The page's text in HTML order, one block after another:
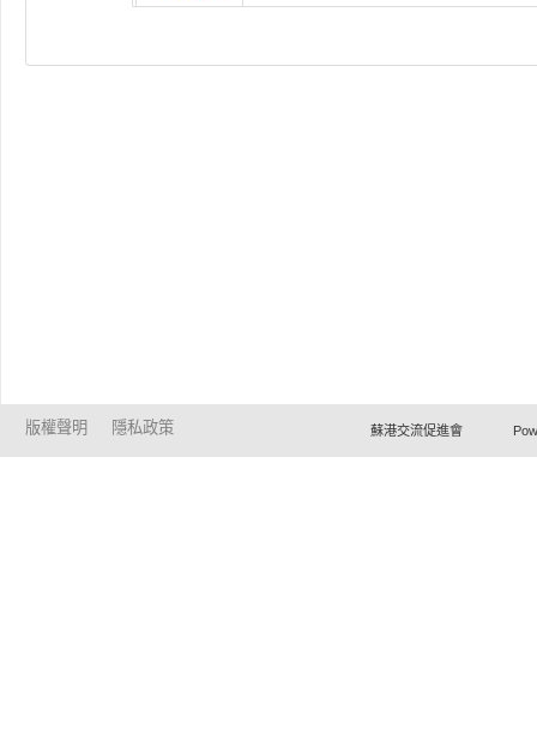
版權聲明 隱私政策 蘇港交流促進會